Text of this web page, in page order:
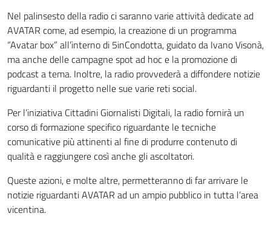
Nel palinsesto della radio ci saranno varie attività dedicate ad
AVATAR come, ad esempio, la creazione di un programma
“Avatar box” all’interno di 5inCondotta, guidato da Ivano Visonà,
ma anche delle campagne spot ad hoc e la promozione di
podcast a tema. Inoltre, la radio provvederà a diffondere notizie
riguardanti il progetto nelle sue varie reti social.
Per l’iniziativa Cittadini Giornalisti Digitali, la radio fornirà un
corso di formazione specifico riguardante le tecniche
comunicative più attinenti al fine di produrre contenuto di
qualità e raggiungere così anche gli ascoltatori.
Queste azioni, e molte altre, permetteranno di far arrivare le
notizie riguardanti AVATAR ad un ampio pubblico in tutta l’area
vicentina.